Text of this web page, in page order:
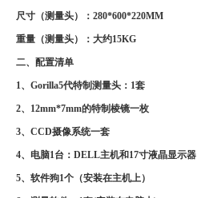
尺寸（测量头）：280*600*220MM
重量（测量头）：大约15KG
二、配置清单
1、Gorilla5代特制测量头：1套
2、12mm*7mm的特制棱镜一枚
3、CCD摄像系统一套
4、电脑1台：DELL主机和17寸液晶显示器
5、软件狗1个（安装在主机上）